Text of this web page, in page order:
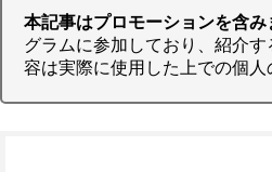
本記事はプロモーションを含み
グラムに参加しており、紹介
容は実際に使用した上での個人